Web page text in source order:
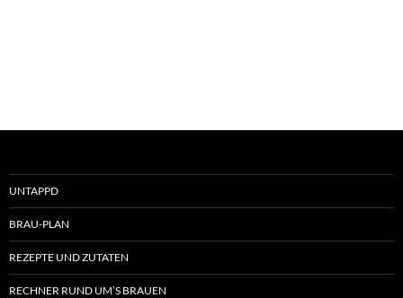
UNTAPPD
BRAU-PLAN
REZEPTE UND ZUTATEN
RECHNER RUND UM’S BRAUEN